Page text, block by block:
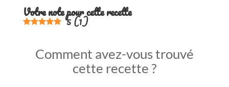
Votre note pour cette recette
5(1)
Comment avez-vous trouvé
cette recette ?